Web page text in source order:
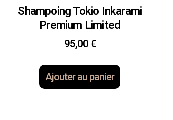
Shampoing Tokio Inkarami
Premium Limited
95,00 €
Ajouter au panier